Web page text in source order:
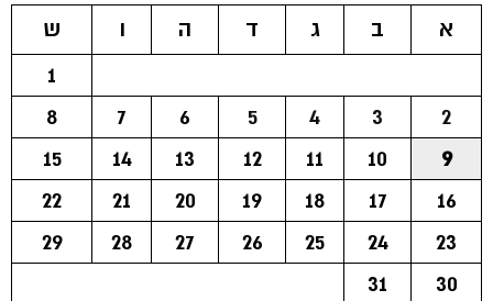
א
ב ג ד ה ו
ש
1
2
3
4
5
6
7
8
9
10
11
12
13
14
15
16
17
18
19
20
21
22
23
24
25
26
27
28
29
30
31